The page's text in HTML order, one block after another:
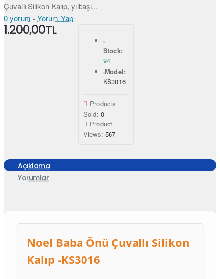
Çuvallı Silikon Kalıp, yılbaşı...
0 yorum -Yorum Yap
1.200,00TL
Stock:
94
Model:
KS3016
Products
Sold: 0
Product
Views: 567
Açıklama
Yorumlar
Noel Baba Önü Çuvallı Silikon
Kalıp -KS3016